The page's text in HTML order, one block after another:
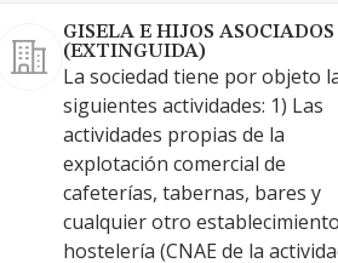
GISELA E HIJOS ASOCIADOS
(EXTINGUIDA)
La sociedad tiene por objeto
siguientes actividades: 1) Las
actividades propias de la
explotación comercial de
cafeterías, tabernas, bares y
cualquier otro
hostelería (CNAE de la